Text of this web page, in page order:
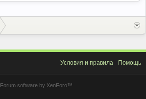
Условия и правила Помощь
Forum software by XenForo™